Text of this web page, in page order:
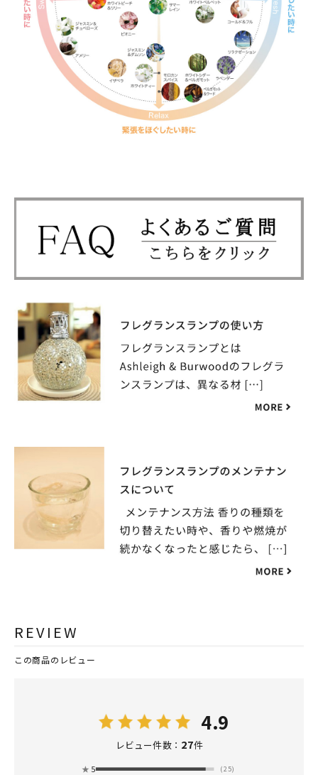
REVIEW
この商品のレビュー
4.9
レビュー件数： 27件
★ 5 (25)